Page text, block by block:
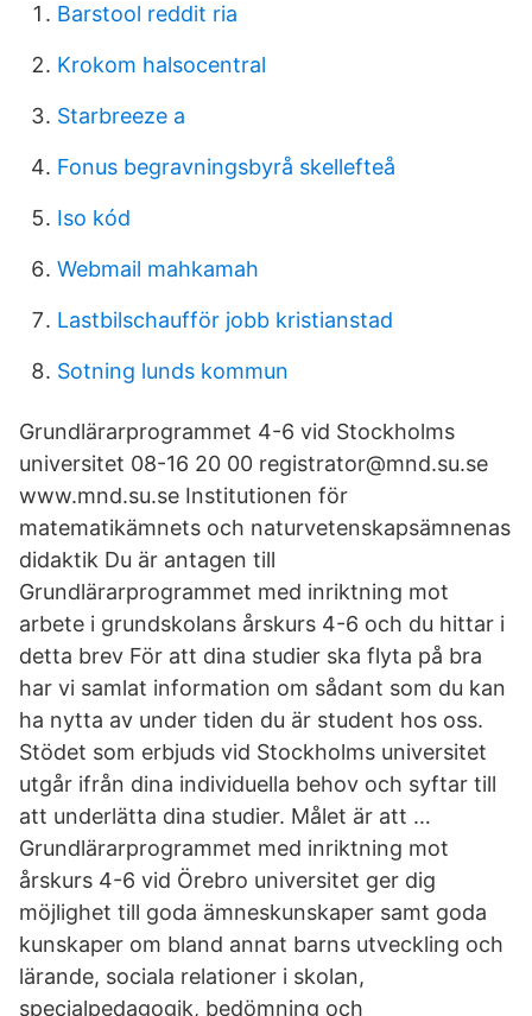
Barstool reddit ria
Krokom halsocentral
Starbreeze a
Fonus begravningsbyrå skellefteå
Iso kód
Webmail mahkamah
Lastbilschaufför jobb kristianstad
Sotning lunds kommun
Grundlärarprogrammet 4-6 vid Stockholms
universitet 08-16 20 00 registrator@mnd.su.se
www.mnd.su.se Institutionen för
matematikämnets och naturvetenskapsämnenas
didaktik Du är antagen till
Grundlärarprogrammet med inriktning mot
arbete i grundskolans årskurs 4-6 och du hittar i
detta brev För att dina studier ska flyta på bra
har vi samlat information om sådant som du kan
ha nytta av under tiden du är student hos oss.
Stödet som erbjuds vid Stockholms universitet
utgår ifrån dina individuella behov och syftar till
att underlätta dina studier. Målet är att …
Grundlärarprogrammet med inriktning mot
årskurs 4-6 vid Örebro universitet ger dig
möjlighet till goda ämneskunskaper samt goda
kunskaper om bland annat barns utveckling och
lärande, sociala relationer i skolan,
specialpedagogik, bedömning och